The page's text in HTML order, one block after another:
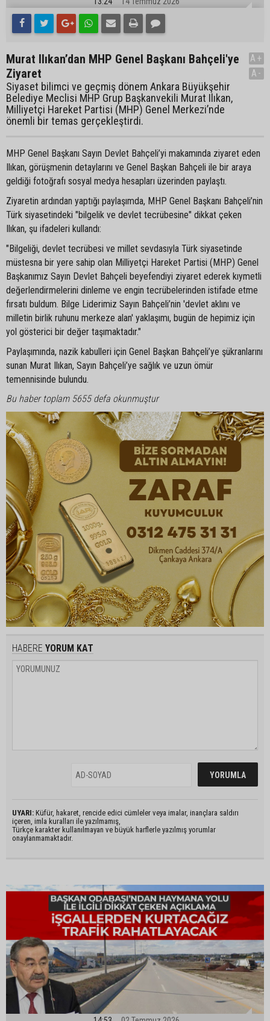
Murat Ilıkan’dan MHP Genel Başkanı Bahçeli'ye
Ziyaret
Siyaset bilimci ve geçmiş dönem Ankara Büyükşehir
Belediye Meclisi MHP Grup Başkanvekili Murat Ilıkan,
Milliyetçi Hareket Partisi (MHP) Genel Merkezi’nde
önemli bir temas gerçekleştirdi.
A+
A-
MHP Genel Başkanı Sayın Devlet Bahçeli’yi makamında ziyaret eden
Ilıkan, görüşmenin detaylarını ve Genel Başkan Bahçeli ile bir araya
geldiği fotoğrafı sosyal medya hesapları üzerinden paylaştı.
Ziyaretin ardından yaptığı paylaşımda, MHP Genel Başkanı Bahçeli’nin
Türk siyasetindeki "bilgelik ve devlet tecrübesine" dikkat çeken
Ilıkan, şu ifadeleri kullandı:
"Bilgeliği, devlet tecrübesi ve millet sevdasıyla Türk siyasetinde
müstesna bir yere sahip olan Milliyetçi Hareket Partisi (MHP) Genel
Başkanımız Sayın Devlet Bahçeli beyefendiyi ziyaret ederek kıymetli
değerlendirmelerini dinleme ve engin tecrübelerinden istifade etme
fırsatı buldum. Bilge Liderimiz Sayın Bahçeli’nin 'devlet aklını ve
milletin birlik ruhunu merkeze alan' yaklaşımı, bugün de hepimiz için
yol gösterici bir değer taşımaktadır."
Paylaşımında, nazik kabulleri için Genel Başkan Bahçeli’ye şükranlarını
sunan Murat Ilıkan, Sayın Bahçeli’ye sağlık ve uzun ömür
temennisinde bulundu.
Bu haber toplam 5655 defa okunmuştur
HABERE YORUM KAT
UYARI: Küfür, hakaret, rencide edici cümleler veya imalar, inançlara saldırı
içeren, imla kuralları ile yazılmamış,
Türkçe karakter kullanılmayan ve büyük harflerle yazılmış yorumlar
onaylanmamaktadır.